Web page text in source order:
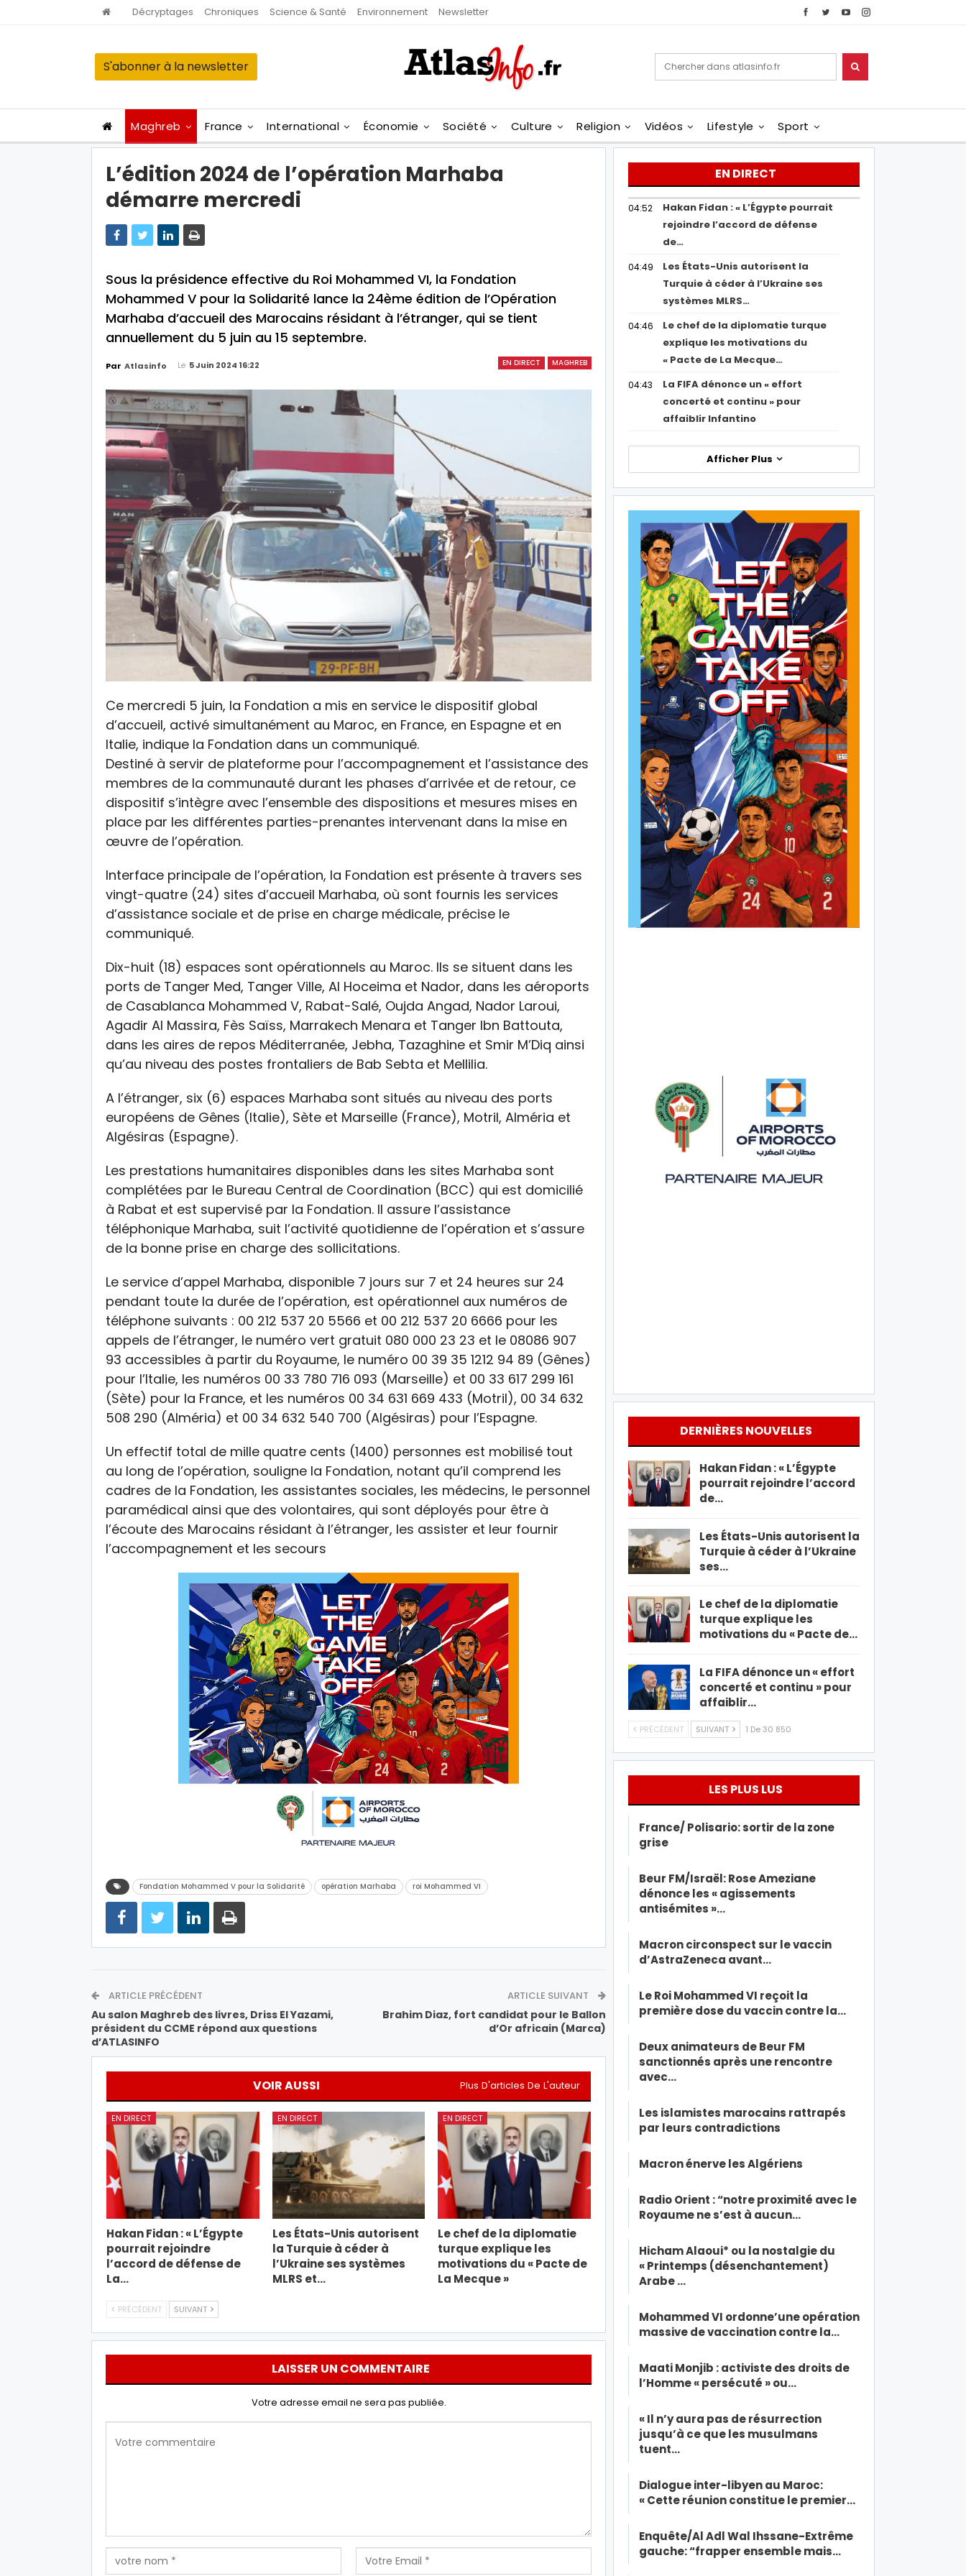
Décryptages Chroniques Science & Santé Environnement Newsletter
S'abonner à la newsletter
Maghreb France International Économie Société Culture Religion Vidéos Lifestyle Sport
L’édition 2024 de l’opération Marhaba
démarre mercredi
Sous la présidence effective du Roi Mohammed VI, la Fondation
Mohammed V pour la Solidarité lance la 24ème édition de l’Opération
Marhaba d’accueil des Marocains résidant à l’étranger, qui se tient
annuellement du 5 juin au 15 septembre.
EN DIRECT MAGHREB
Par Atlasinfo Le 5 Juin 2024 16:22
Ce mercredi 5 juin, la Fondation a mis en service le dispositif global
d’accueil, activé simultanément au Maroc, en France, en Espagne et en
Italie, indique la Fondation dans un communiqué.
Destiné à servir de plateforme pour l’accompagnement et l’assistance des
membres de la communauté durant les phases d’arrivée et de retour, ce
dispositif s’intègre avec l’ensemble des dispositions et mesures mises en
place par les différentes parties-prenantes intervenant dans la mise en
œuvre de l’opération.
Interface principale de l’opération, la Fondation est présente à travers ses
vingt-quatre (24) sites d’accueil Marhaba, où sont fournis les services
d’assistance sociale et de prise en charge médicale, précise le
communiqué.
Dix-huit (18) espaces sont opérationnels au Maroc. Ils se situent dans les
ports de Tanger Med, Tanger Ville, Al Hoceima et Nador, dans les aéroports
de Casablanca Mohammed V, Rabat-Salé, Oujda Angad, Nador Laroui,
Agadir Al Massira, Fès Saïss, Marrakech Menara et Tanger Ibn Battouta,
dans les aires de repos Méditerranée, Jebha, Tazaghine et Smir M’Diq ainsi
qu’au niveau des postes frontaliers de Bab Sebta et Mellilia.
A l’étranger, six (6) espaces Marhaba sont situés au niveau des ports
européens de Gênes (Italie), Sète et Marseille (France), Motril, Alméria et
Algésiras (Espagne).
Les prestations humanitaires disponibles dans les sites Marhaba sont
complétées par le Bureau Central de Coordination (BCC) qui est domicilié
à Rabat et est supervisé par la Fondation. Il assure l’assistance
téléphonique Marhaba, suit l’activité quotidienne de l’opération et s’assure
de la bonne prise en charge des sollicitations.
Le service d’appel Marhaba, disponible 7 jours sur 7 et 24 heures sur 24
pendant toute la durée de l’opération, est opérationnel aux numéros de
téléphone suivants : 00 212 537 20 5566 et 00 212 537 20 6666 pour les
appels de l’étranger, le numéro vert gratuit 080 000 23 23 et le 08086 907
93 accessibles à partir du Royaume, le numéro 00 39 35 1212 94 89 (Gênes)
pour l’Italie, les numéros 00 33 780 716 093 (Marseille) et 00 33 617 299 161
(Sète) pour la France, et les numéros 00 34 631 669 433 (Motril), 00 34 632
508 290 (Alméria) et 00 34 632 540 700 (Algésiras) pour l’Espagne.
Un effectif total de mille quatre cents (1400) personnes est mobilisé tout
au long de l’opération, souligne la Fondation, notant qu’il comprend les
cadres de la Fondation, les assistantes sociales, les médecins, le personnel
paramédical ainsi que des volontaires, qui sont déployés pour être à
l’écoute des Marocains résidant à l’étranger, les assister et leur fournir
l’accompagnement et les secours
Fondation Mohammed V pour la Solidarité opération Marhaba roi Mohammed VI
ARTICLE PRÉCÉDENT
Au salon Maghreb des livres, Driss El Yazami,
président du CCME répond aux questions
d’ATLASINFO
ARTICLE SUIVANT
Brahim Diaz, fort candidat pour le Ballon
d’Or africain (Marca)
VOIR AUSSI Plus D'articles De L'auteur
EN DIRECT
Hakan Fidan : « L’Égypte
pourrait rejoindre
l’accord de défense de
La…
EN DIRECT
Les États-Unis autorisent
la Turquie à céder à
l’Ukraine ses systèmes
MLRS et…
EN DIRECT
Le chef de la diplomatie
turque explique les
motivations du « Pacte de
La Mecque »
PRÉCÉDENT SUIVANT
LAISSER UN COMMENTAIRE
Votre adresse email ne sera pas publiée.
EN DIRECT
04:52
Hakan Fidan : « L’Égypte pourrait
rejoindre l’accord de défense
de…
04:49
Les États-Unis autorisent la
Turquie à céder à l’Ukraine ses
systèmes MLRS…
04:46
Le chef de la diplomatie turque
explique les motivations du
« Pacte de La Mecque…
04:43
La FIFA dénonce un « effort
concerté et continu » pour
affaiblir Infantino
Afficher Plus
DERNIÈRES NOUVELLES
Hakan Fidan : « L’Égypte
pourrait rejoindre l’accord
de…
Les États-Unis autorisent la
Turquie à céder à l’Ukraine
ses…
Le chef de la diplomatie
turque explique les
motivations du « Pacte de…
La FIFA dénonce un « effort
concerté et continu » pour
affaiblir…
PRÉCÉDENT SUIVANT 1 De 30 850
LES PLUS LUS
France/ Polisario: sortir de la zone
grise
Beur FM/Israël: Rose Ameziane
dénonce les « agissements
antisémites »…
Macron circonspect sur le vaccin
d’AstraZeneca avant…
Le Roi Mohammed VI reçoit la
première dose du vaccin contre la…
Deux animateurs de Beur FM
sanctionnés après une rencontre
avec…
Les islamistes marocains rattrapés
par leurs contradictions
Macron énerve les Algériens
Radio Orient : “notre proximité avec le
Royaume ne s’est à aucun…
Hicham Alaoui* ou la nostalgie du
« Printemps (désenchantement)
Arabe …
Mohammed VI ordonne’une opération
massive de vaccination contre la…
Maati Monjib : activiste des droits de
l’Homme « persécuté » ou…
« Il n’y aura pas de résurrection
jusqu’à ce que les musulmans
tuent…
Dialogue inter-libyen au Maroc:
« Cette réunion constitue le premier…
Enquête/Al Adl Wal Ihssane-Extrême
gauche: “frapper ensemble mais…